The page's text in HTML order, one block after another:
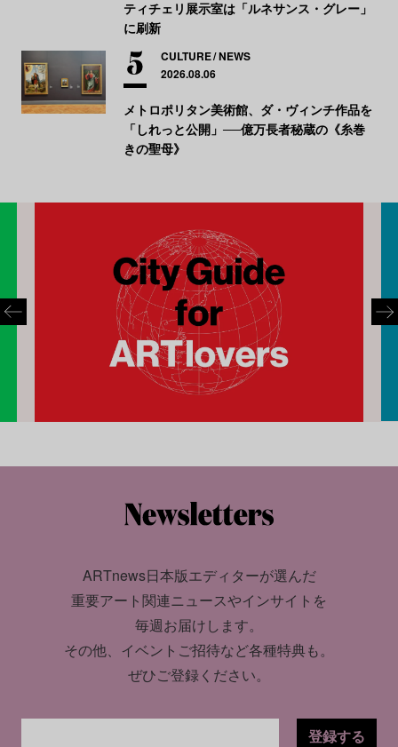
ティチェリ展示室は「ルネサンス・グレー」
に刷新
CULTURE NEWS
2026.08.06
メトロポリタン美術館、ダ・ヴィンチ作品を
「しれっと公開」──億万長者秘蔵の《糸巻
きの聖母》
ARTnews日本版エディターが選んだ
重要アート関連ニュースやインサイトを
毎週お届けします。
その他、イベントご招待など各種特典も。
ぜひご登録ください。
登録する